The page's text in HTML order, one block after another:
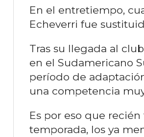
En el entretiempo,
Echeverri fue
Tras su llegada al
en el Sudamericano
período de
una competencia
Es por eso que
temporada, los ya